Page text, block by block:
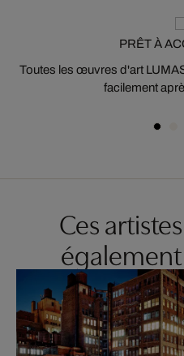
PRÊT À
Toutes les œuvres d'art
facilement
Ces